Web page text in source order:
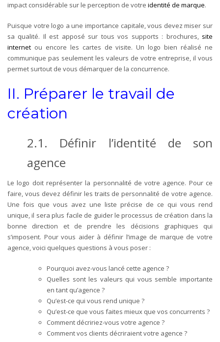
impact considérable sur le perception de votre identité de marque.
Puisque votre logo a une importance capitale, vous devez miser sur
sa qualité. Il est apposé sur tous vos supports : brochures, site
internet ou encore les cartes de visite. Un logo bien réalisé ne
communique pas seulement les valeurs de votre entreprise, il vous
permet surtout de vous démarquer de la concurrence.
II. Préparer le travail de
création
2.1. Définir l’identité de son
agence
Le logo doit représenter la personnalité de votre agence. Pour ce
faire, vous devez définir les traits de personnalité de votre agence.
Une fois que vous avez une liste précise de ce qui vous rend
unique, il sera plus facile de guider le processus de création dans la
bonne direction et de prendre les décisions graphiques qui
s’imposent. Pour vous aider à définir l’image de marque de votre
agence, voici quelques questions à vous poser :
Pourquoi avez-vous lancé cette agence ?
Quelles sont les valeurs qui vous semble importante
en tant qu’agence ?
Qu’est-ce qui vous rend unique ?
Qu’est-ce que vous faites mieux que vos concurrents ?
Comment décririez-vous votre agence ?
Comment vos clients décriraient votre agence ?